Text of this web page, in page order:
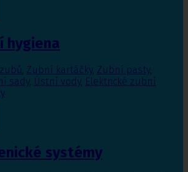
hygiena
, Zubní kartáčky, Zubní pasty,
sady, Ústní vody, Elektrické zubní
systémy